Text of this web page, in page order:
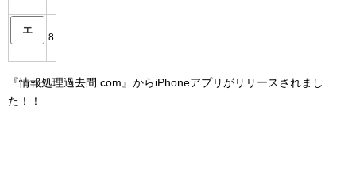
エ
8
『情報処理過去問.com』からiPhoneアプリがリリースされまし
た！！